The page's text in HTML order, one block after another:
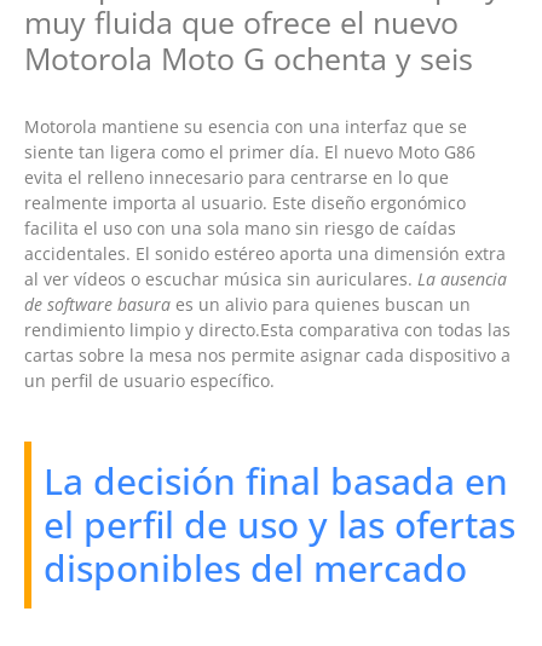
muy fluida que ofrece el nuevo
Motorola Moto G ochenta y seis
Motorola mantiene su esencia con una interfaz que se
siente tan ligera como el primer día. El nuevo Moto G86
evita el relleno innecesario para centrarse en lo que
realmente importa al usuario. Este diseño ergonómico
facilita el uso con una sola mano sin riesgo de caídas
accidentales. El sonido estéreo aporta una dimensión extra
al ver vídeos o escuchar música sin auriculares. La ausencia
de software basura es un alivio para quienes buscan un
rendimiento limpio y directo.Esta comparativa con todas las
cartas sobre la mesa nos permite asignar cada dispositivo a
un perfil de usuario específico.
La decisión final basada en
el perfil de uso y las ofertas
disponibles del mercado